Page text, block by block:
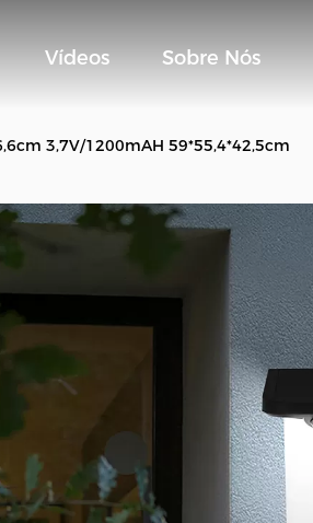
Vídeos Sobre Nós
3,7V/1200mAH 59*55,4*42,5cm